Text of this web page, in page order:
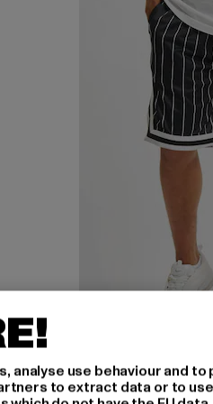
KARL KANI
Small Signature
analyse use behaviour and to
to extract data or to